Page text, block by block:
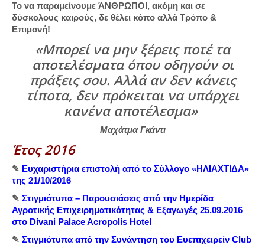
Το να παραμείνουμε ΆΝΘΡΩΠΟΙ, ακόμη και σε
δύσκολους καιρούς, δε θέλει κόπο αλλά Τρόπο &
Επιμονή!
«Μπορεί να μην ξέρεις ποτέ τα
αποτελέσματα όπου οδηγούν οι
πράξεις σου. Αλλά αν δεν κάνεις
τίποτα, δεν πρόκειται να υπάρχει
κανένα αποτέλεσμα»
Μαχάτμα Γκάντι
Έτος 2016
✎ Ευχαριστήρια επιστολή από το Σύλλογο «ΗΛΙΑΧΤΙΔΑ»
της 21/10/2016
✎ Στιγμιότυπα – Παρουσιάσεις από την Ημερίδα
Αγροτικής Επιχειρηματικότητας & Εξαγωγές 25.09.2016
στο Divani Palace Acropolis Hotel
✎ Στιγμιότυπα από την Συνάντηση του Ευεπιχειρείν Club